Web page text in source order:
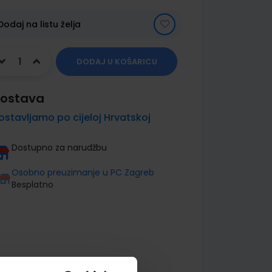
na listu želja
DODAJ U KOŠARICU
po cijeloj Hrvatskoj
Dostupno za narudžbu
Osobno preuzimanje u PC Zagreb
Besplatno